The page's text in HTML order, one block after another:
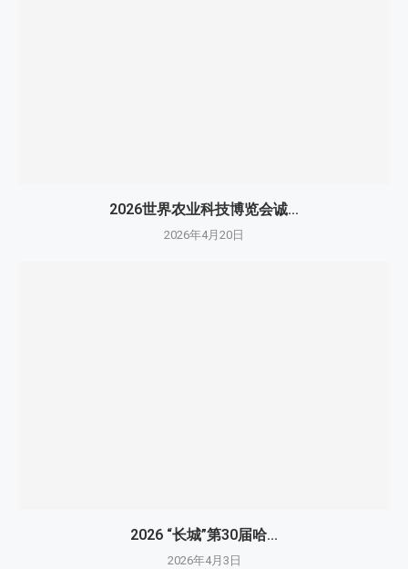
2026世界农业科技博览会诚...
2026年4月20日
2026 “长城”第30届哈...
2026年4月3日